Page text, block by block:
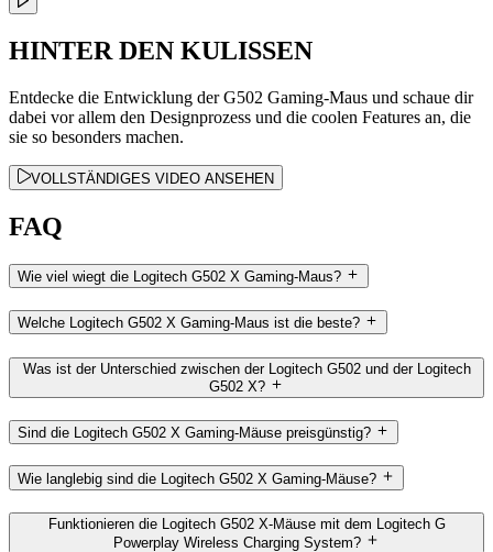
HINTER DEN KULISSEN
Entdecke die Entwicklung der G502 Gaming-Maus und schaue dir
dabei vor allem den Designprozess und die coolen Features an, die
sie so besonders machen.
VOLLSTÄNDIGES VIDEO ANSEHEN
FAQ
Wie viel wiegt die Logitech G502 X Gaming-Maus?
Welche Logitech G502 X Gaming-Maus ist die beste?
Was ist der Unterschied zwischen der Logitech G502 und der Logitech
G502 X?
Sind die Logitech G502 X Gaming-Mäuse preisgünstig?
Wie langlebig sind die Logitech G502 X Gaming-Mäuse?
Funktionieren die Logitech G502 X-Mäuse mit dem Logitech G
Powerplay Wireless Charging System?